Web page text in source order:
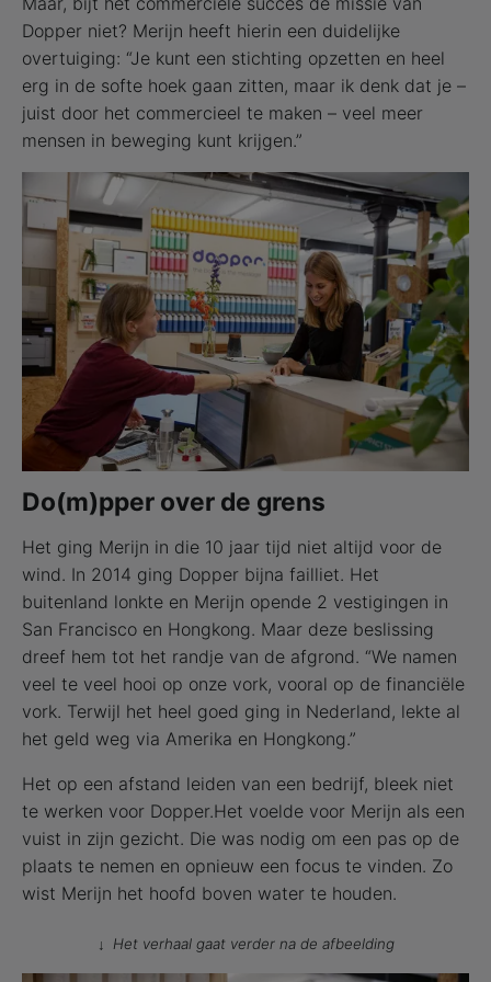
Dopper niet? Merijn heeft hierin een duidelijke
overtuiging: “Je kunt een stichting opzetten en heel
erg in de softe hoek gaan zitten, maar ik denk dat je –
juist door het commercieel te maken – veel meer
mensen in beweging kunt krijgen.”
Do(m)pper over de grens
Het ging Merijn in die 10 jaar tijd niet altijd voor de
wind. In 2014 ging Dopper bijna failliet. Het
buitenland lonkte en Merijn opende 2 vestigingen in
San Francisco en Hongkong. Maar deze beslissing
dreef hem tot het randje van de afgrond. “We namen
veel te veel hooi op onze vork, vooral op de financiële
vork. Terwijl het heel goed ging in Nederland, lekte al
het geld weg via Amerika en Hongkong.”
Het op een afstand leiden van een bedrijf, bleek niet
te werken voor Dopper.Het voelde voor Merijn als een
vuist in zijn gezicht. Die was nodig om een pas op de
plaats te nemen en opnieuw een focus te vinden. Zo
wist Merijn het hoofd boven water te houden.
↓ Het verhaal gaat verder na de afbeelding